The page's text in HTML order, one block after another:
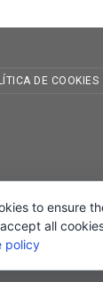
DE COOKIES
to ensure
all
policy